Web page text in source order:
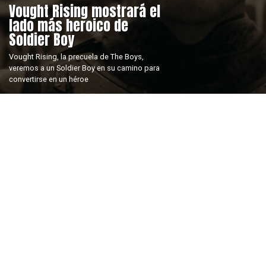
Vought Rising mostrará el
lado más heroico de
Soldier Boy
Vought Rising, la precuela de The Boys,
veremos a un Soldier Boy en su camino para
convertirse en un héroe